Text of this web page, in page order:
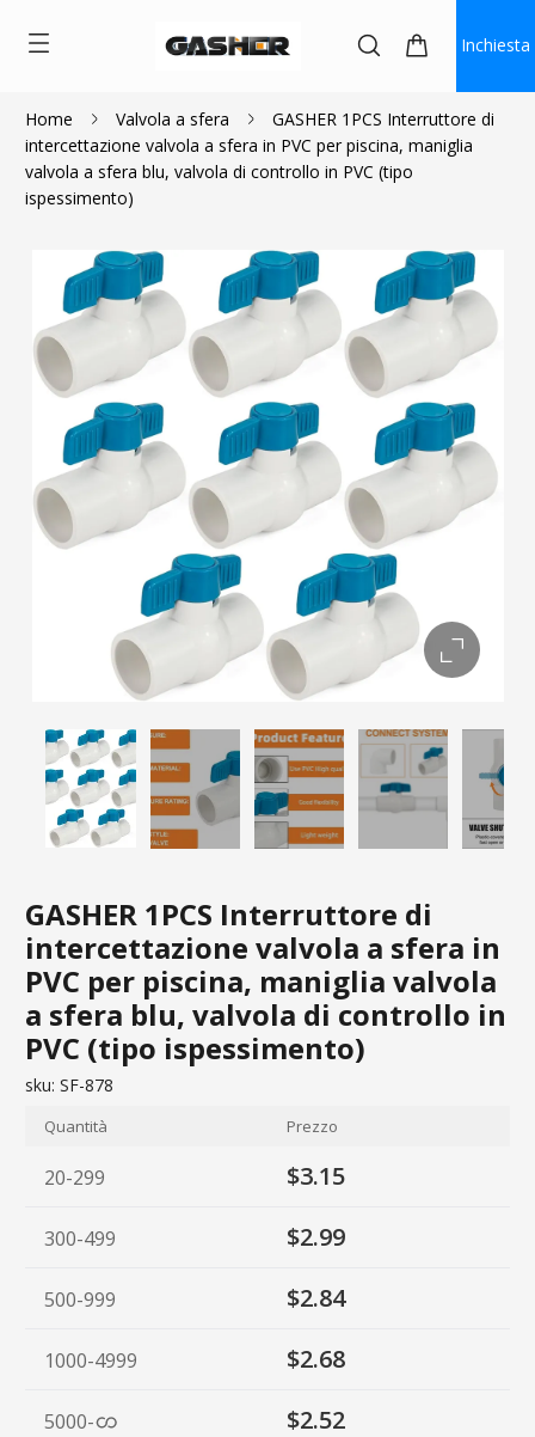
Inchiesta
Home Valvola a sfera
GASHER 1PCS Interruttore di
intercettazione valvola a sfera in PVC per piscina, maniglia
valvola a sfera blu, valvola di controllo in PVC (tipo
ispessimento)
GASHER 1PCS Interruttore di
intercettazione valvola a sfera in
PVC per piscina, maniglia valvola
a sfera blu, valvola di controllo in
PVC (tipo ispessimento)
$3.50 $3.15
sku: SF-878
Quantità Prezzo
20-299 $3.15
300-499 $2.99
500-999 $2.84
1000-4999 $2.68
5000- $2.52